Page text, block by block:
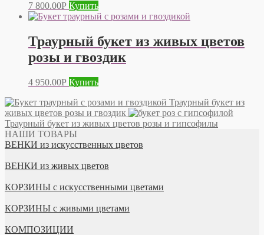
7 800.00Р Купить
Траурный букет из живых цветов
розы и гвоздик
4 950.00Р Купить
Траурный букет из
живых цветов розы и гвоздик
Траурный букет из живых цветов розы и гипсофилы
НАШИ ТОВАРЫ
ВЕНКИ из искусственных цветов
ВЕНКИ из живых цветов
КОРЗИНЫ с искусственными цветами
КОРЗИНЫ с живыми цветами
КОМПОЗИЦИИ